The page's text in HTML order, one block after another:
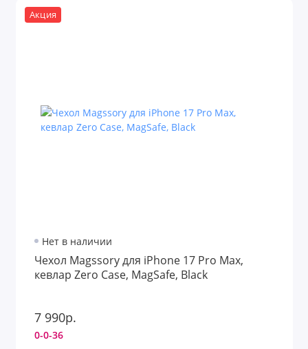
Акция
Нет в наличии
Чехол Magssory для iPhone 17 Pro Max,
кевлар Zero Case, MagSafe, Black
7 990р.
0-0-36